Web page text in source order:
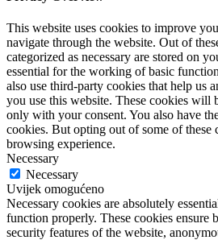
This website uses cookies to improve
navigate through the website. Out of
categorized as necessary are stored on
essential for the working of basic
also use third-party cookies that help us
you use this website. These cookies will
only with your consent. You also have
cookies. But opting out of some of these
browsing experience.
Necessary
Necessary
Uvijek omogućeno
Necessary cookies are absolutely
function properly. These cookies ensure
security features of the website,